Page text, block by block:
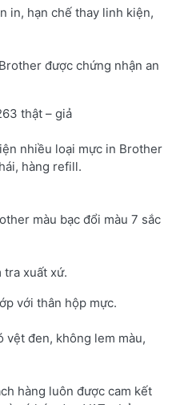
in, hạn chế thay linh kiện,
được chứng nhận an
thật – giả
nhiều loại mực in Brother
hàng refill.
màu bạc đổi màu 7 sắc
tra xuất xứ.
với thân hộp mực.
vệt đen, không lem màu,
hàng luôn được cam kết